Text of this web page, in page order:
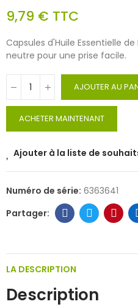
9,79 € TTC
Capsules d'Huile Essentielle
neutre pour une prise facile.
AJOUTER AU
ACHETER MAINTENANT
Ajouter à la liste de
Numéro de série: 6363641
LA DESCRIPTION
Description